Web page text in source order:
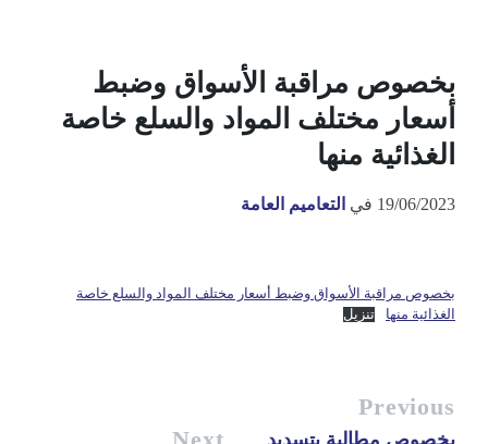
بخصوص مراقبة الأسواق وضبط
أسعار مختلف المواد والسلع خاصة
الغذائية منها
19/06/2023 في التعاميم العامة
بخصوص مراقبة الأسواق وضبط أسعار مختلف المواد والسلع خاصة
الغذائية منها
تنزيل
Previous
بخصوص مطالبة بتسديد